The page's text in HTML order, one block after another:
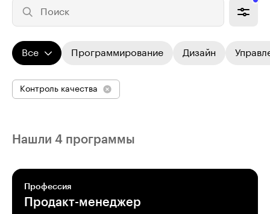
Поиск
Все Программирование Дизайн
Контроль качества
Нашли 4 программы
Профессия
Продакт-менеджер